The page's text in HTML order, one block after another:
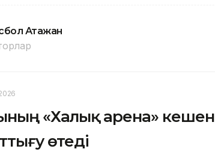
Атажан
«Халық арена»
өтеді